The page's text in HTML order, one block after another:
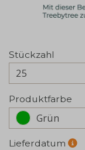
Stückzahl
25
Produktfarbe
Grün
Lieferdatum